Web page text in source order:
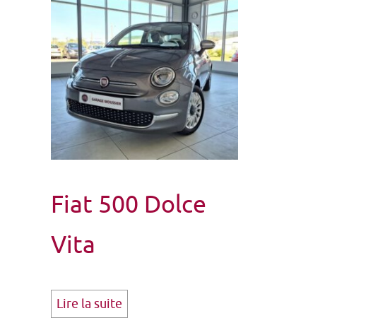
Fiat 500 Dolce
Vita
Lire la suite